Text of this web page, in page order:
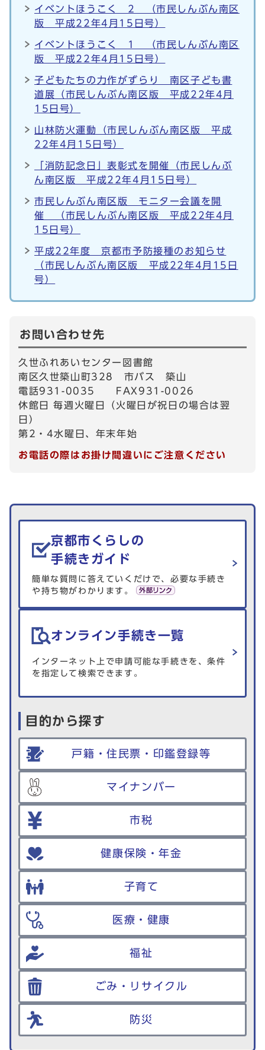
イベントほうこく 2 （市民しんぶん南区
版 平成22年4月15日号）
イベントほうこく 1 （市民しんぶん南区
版 平成22年4月15日号）
子どもたちの力作がずらり 南区子ども書
道展（市民しんぶん南区版 平成22年4月
15日号）
山林防火運動（市民しんぶん南区版 平成
22年4月15日号）
「消防記念日」表彰式を開催（市民しんぶ
ん南区版 平成22年4月15日号）
市民しんぶん南区版 モニター会議を開
催 （市民しんぶん南区版 平成22年4月
15日号）
平成22年度 京都市予防接種のお知らせ
（市民しんぶん南区版 平成22年4月15日
号）
お問い合わせ先
久世ふれあいセンター図書館
南区久世築山町328 市バス 築山
電話931-0035 FAX931-0026
休館日 毎週火曜日（火曜日が祝日の場合は翌
日）
第2・4水曜日、年末年始
お電話の際はお掛け間違いにご注意ください
生活情報を探す
京都市くらしの
手続きガイド
簡単な質問に答えていくだけで、必要な手続き
や持ち物がわかります。
オンライン手続き一覧
インターネット上で申請可能な手続きを、条件
を指定して検索できます。
目的から探す
戸籍・住民票・印鑑登録等
マイナンバー
市税
健康保険・年金
子育て
医療・健康
福祉
ごみ・リサイクル
防災